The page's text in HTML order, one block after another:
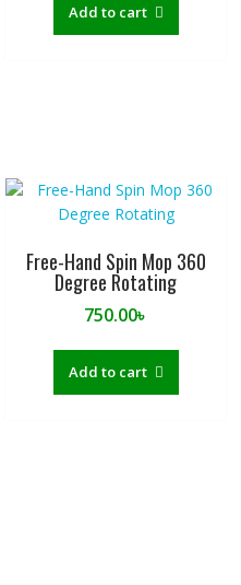
Add to cart
Free-Hand Spin Mop 360
Degree Rotating
750.00৳
Add to cart